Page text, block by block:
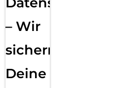
– Wir
sichern
Deine